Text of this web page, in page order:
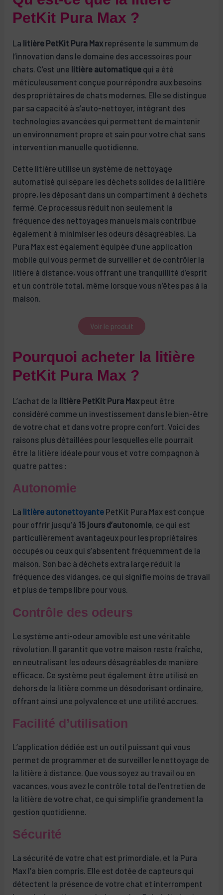
PetKit Pura Max ?
La litière PetKit Pura Max représente le summum de
l’innovation dans le domaine des accessoires pour
chats. C’est une litière automatique qui a été
méticuleusement conçue pour répondre aux besoins
des propriétaires de chats modernes. Elle se distingue
par sa capacité à s’auto-nettoyer, intégrant des
technologies avancées qui permettent de maintenir
un environnement propre et sain pour votre chat sans
intervention manuelle quotidienne.
Cette litière utilise un système de nettoyage
automatisé qui sépare les déchets solides de la litière
propre, les déposant dans un compartiment à déchets
fermé. Ce processus réduit non seulement la
fréquence des nettoyages manuels mais contribue
également à minimiser les odeurs désagréables. La
Pura Max est également équipée d’une application
mobile qui vous permet de surveiller et de contrôler la
litière à distance, vous offrant une tranquillité d’esprit
et un contrôle total, même lorsque vous n’êtes pas à la
maison.
Voir le produit
Pourquoi acheter la litière
PetKit Pura Max ?
L’achat de la litière PetKit Pura Max peut être
considéré comme un investissement dans le bien-être
de votre chat et dans votre propre confort. Voici des
raisons plus détaillées pour lesquelles elle pourrait
être la litière idéale pour vous et votre compagnon à
quatre pattes :
Autonomie
La litière autonettoyante PetKit Pura Max est conçue
pour offrir jusqu’à 15 jours d’autonomie, ce qui est
particulièrement avantageux pour les propriétaires
occupés ou ceux qui s’absentent fréquemment de la
maison. Son bac à déchets extra large réduit la
fréquence des vidanges, ce qui signifie moins de travail
et plus de temps libre pour vous.
Contrôle des odeurs
Le système anti-odeur amovible est une véritable
révolution. Il garantit que votre maison reste fraîche,
en neutralisant les odeurs désagréables de manière
efficace. Ce système peut également être utilisé en
dehors de la litière comme un désodorisant ordinaire,
offrant ainsi une polyvalence et une utilité accrues.
Facilité d’utilisation
L’application dédiée est un outil puissant qui vous
permet de programmer et de surveiller le nettoyage de
la litière à distance. Que vous soyez au travail ou en
vacances, vous avez le contrôle total de l’entretien de
la litière de votre chat, ce qui simplifie grandement la
gestion quotidienne.
Sécurité
La sécurité de votre chat est primordiale, et la Pura
Max l’a bien compris. Elle est dotée de capteurs qui
détectent la présence de votre chat et interrompent